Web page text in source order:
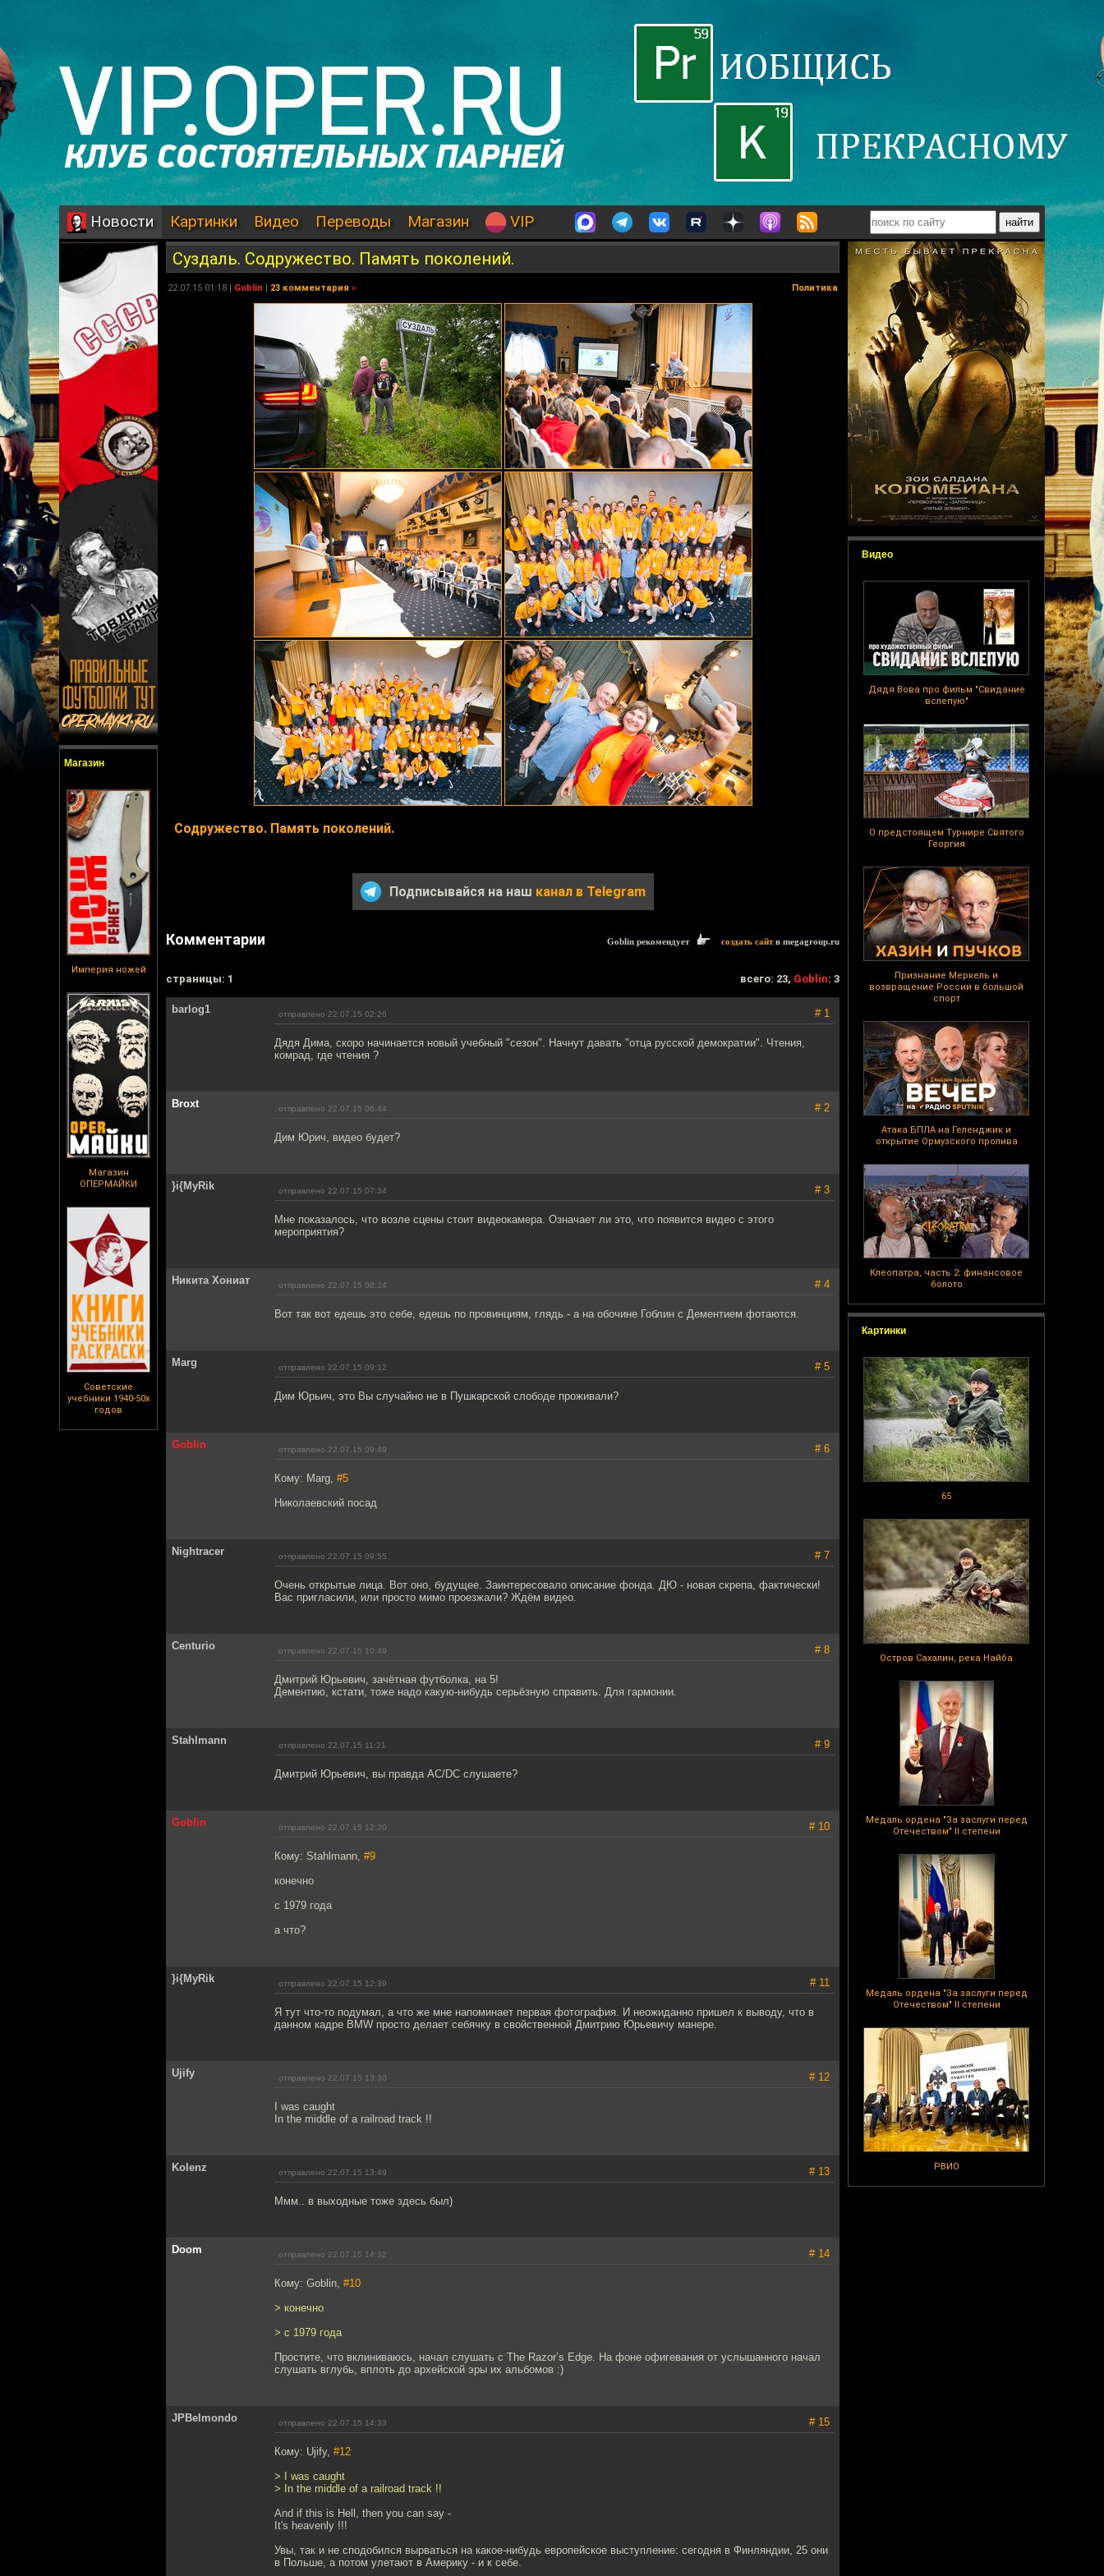
Новости Картинки Видео Переводы Магазин VIP
Магазин
Империя ножей
Магазин
ОПЕРМАЙКИ
Советские
учебники 1940-50х
годов
Видео
Дядя Вова про фильм "Свидание
вслепую"
О предстоящем Турнире Святого
Георгия
Признание Меркель и
возвращение России в большой
спорт
Атака БПЛА на Геленджик и
открытие Ормузского пролива
Клеопатра, часть 2: финансовое
болото
Картинки
65
Остров Сахалин, река Найба
Медаль ордена "За заслуги перед
Отечеством" II степени
Медаль ордена "За заслуги перед
Отечеством" II степени
РВИО
Суздаль. Содружество. Память поколений.
22.07.15 01:18 | Goblin | 23 комментария » Политика
Содружество. Память поколений.
Подписывайся на наш канал в Telegram
Комментарии Goblin рекомендует создать сайтв megagroup.ru
cтраницы: 1 всего: 23, Goblin: 3
barlog1 отправлено 22.07.15 02:26 # 1
Дядя Дима, скоро начинается новый учебный "сезон". Начнут давать "отца русской демократии". Чтения,
комрад, где чтения ?
Broxt отправлено 22.07.15 06:44 # 2
Дим Юрич, видео будет?
}i{MyRik отправлено 22.07.15 07:34 # 3
Мне показалось, что возле сцены стоит видеокамера. Означает ли это, что появится видео с этого
мероприятия?
Никита Хониат отправлено 22.07.15 08:24 # 4
Вот так вот едешь это себе, едешь по провинциям, глядь - а на обочине Гоблин с Дементием фотаются.
Marg отправлено 22.07.15 09:12 # 5
Дим Юрьич, это Вы случайно не в Пушкарской слободе проживали?
Goblin отправлено 22.07.15 09:49 # 6
Кому: Marg, #5
Николаевский посад
Nightracer отправлено 22.07.15 09:55 # 7
Очень открытые лица. Вот оно, будущее. Заинтересовало описание фонда. ДЮ - новая скрепа, фактически!
Вас пригласили, или просто мимо проезжали? Ждём видео.
Centurio отправлено 22.07.15 10:49 # 8
Дмитрий Юрьевич, зачётная футболка, на 5!
Дементию, кстати, тоже надо какую-нибудь серьёзную справить. Для гармонии.
Stahlmann отправлено 22.07.15 11:21 # 9
Дмитрий Юрьевич, вы правда AC/DC слушаете?
Goblin отправлено 22.07.15 12:20 # 10
Кому: Stahlmann, #9
конечно
с 1979 года
а что?
}i{MyRik отправлено 22.07.15 12:39 # 11
Я тут что-то подумал, а что же мне напоминает первая фотография. И неожиданно пришел к выводу, что в
данном кадре BMW просто делает себячку в свойственной Дмитрию Юрьевичу манере.
Ujify отправлено 22.07.15 13:30 # 12
I was caught
In the middle of a railroad track !!
Kolenz отправлено 22.07.15 13:49 # 13
Ммм.. в выходные тоже здесь был)
Doom отправлено 22.07.15 14:32 # 14
Кому: Goblin, #10
> конечно
> с 1979 года
Простите, что вклиниваюсь, начал слушать с The Razor’s Edge. На фоне офигевания от услышанного начал
слушать вглубь, вплоть до архейской эры их альбомов :)
JPBelmondo отправлено 22.07.15 14:33 # 15
Кому: Ujify, #12
> I was caught
> In the middle of a railroad track !!
And if this is Hell, then you can say -
It's heavenly !!!
Увы, так и не сподобился вырваться на какое-нибудь европейское выступление: сегодня в Финляндии, 25 они
в Польше, а потом улетают в Америку - и к себе.